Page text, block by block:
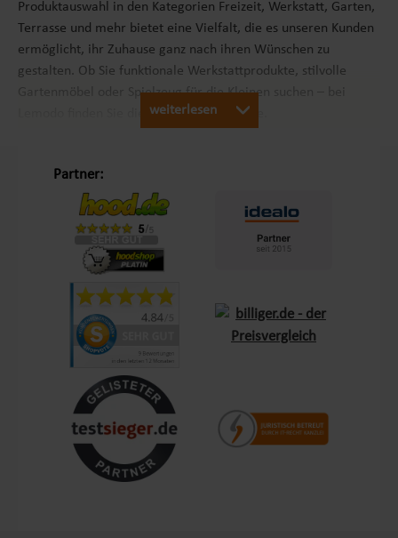
Produktauswahl in den Kategorien Freizeit, Werkstatt, Garten,
Terrasse und mehr bietet eine Vielfalt, die es unseren Kunden
ermöglicht, ihr Zuhause ganz nach ihren Wünschen zu
gestalten. Ob Sie funktionale Werkstattprodukte, stilvolle
Gartenmöbel oder Spielzeug für die Kleinen suchen – bei
Lemodo finden Sie die passenden Produkte.
Mit dem Leitsatz „Schöner Leben in Haus und Garten“ ist es
unser Ziel, das Einkaufserlebnis unserer Kunden in Europa so
angenehm wie möglich zu gestalten. Durch unsere
EigenmarkenLemodo
genau auf die Bedürfnisse unserer Kunden abgestimmt sind.
Diese Marken stehen für Qualität und Funktionalität und
lassen keine Wünsche offen – sei es im Bereich Terrasse,
Outdoor oder Living.
Kundenzufriedenheit und Service aus Deutschland
Mit einem zentralen Standort in Bechhofen, im Herzen
Frankens, garantieren wir schnellen Versand und Verfügbarkeit
weiterlesen
Partner: